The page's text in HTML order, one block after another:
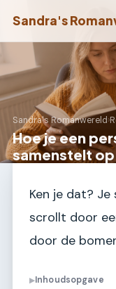
Sandra's
Sandra's Romanwereld›
Hoe je een
samenstelt op
Ken je dat?
scrollt door
door de
▶Inhoudsopgave